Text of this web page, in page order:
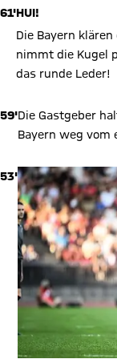
61'HUI!
Die Bayern
nimmt die Kugel
das runde Leder!
59'Die Gastgeber
Bayern weg vom
53'